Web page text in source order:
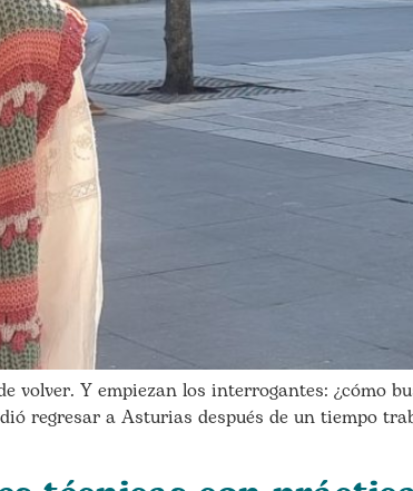
volver. Y empiezan los interrogantes: ¿cómo
regresar a Asturias después de un tiempo